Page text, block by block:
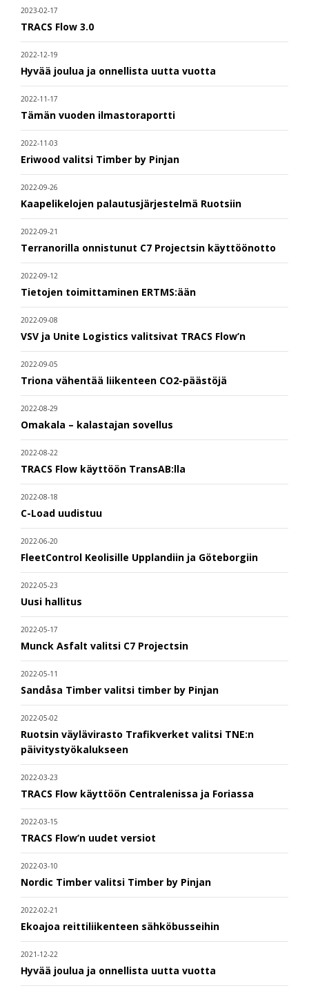
2023-02-17
TRACS Flow 3.0
2022-12-19
Hyvää joulua ja onnellista uutta vuotta
2022-11-17
Tämän vuoden ilmastoraportti
2022-11-03
Eriwood valitsi Timber by Pinjan
2022-09-26
Kaapelikelojen palautusjärjestelmä Ruotsiin
2022-09-21
Terranorilla onnistunut C7 Projectsin käyttöönotto
2022-09-12
Tietojen toimittaminen ERTMS:ään
2022-09-08
VSV ja Unite Logistics valitsivat TRACS Flow’n
2022-09-05
Triona vähentää liikenteen CO2-päästöjä
2022-08-29
Omakala – kalastajan sovellus
2022-08-22
TRACS Flow käyttöön TransAB:lla
2022-08-18
C-Load uudistuu
2022-06-20
FleetControl Keolisille Upplandiin ja Göteborgiin
2022-05-23
Uusi hallitus
2022-05-17
Munck Asfalt valitsi C7 Projectsin
2022-05-11
Sandåsa Timber valitsi timber by Pinjan
2022-05-02
Ruotsin väylävirasto Trafikverket valitsi TNE:n
päivitystyökalukseen
2022-03-23
TRACS Flow käyttöön Centralenissa ja Foriassa
2022-03-15
TRACS Flow’n uudet versiot
2022-03-10
Nordic Timber valitsi Timber by Pinjan
2022-02-21
Ekoajoa reittiliikenteen sähköbusseihin
2021-12-22
Hyvää joulua ja onnellista uutta vuotta